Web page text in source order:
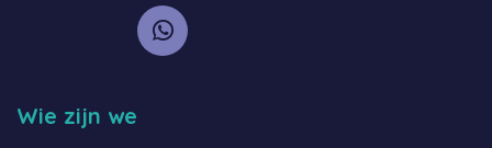
Wie zijn we